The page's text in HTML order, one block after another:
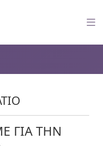
ΓΙΑ ΤΗΝ